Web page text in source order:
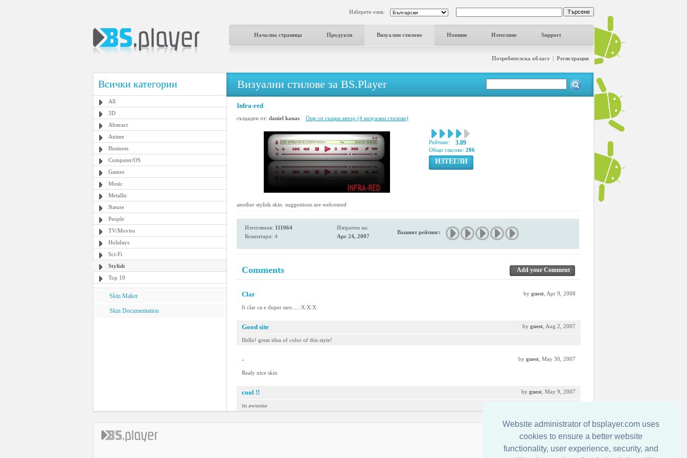
Website administrator of bsplayer.com uses
cookies to ensure a better website
functionality, user experience, security, and
Изберете език:
Начална страница Продукти Визуални стилове Новини Изтегляне Support
Потребителска област| Регистрация
Всички категории
All
3D
Abstract
Anime
Business
Computer/OS
Games
Music
Metallic
Nature
People
TV/Movies
Holidays
Sci-Fi
Stylish
Top 10
Skin Maker
Skin Documentation
Визуални стилове за BS.Player
Infra-red
създаден от: daniel kanas Още от същия автор (4 визуални стилове)
Рейтинг: 3.89
Общо гласове: 286
ИЗТЕГЛИ
another stylish skin. suggestions are welcomed
Изтегляния: 111064
Коментари: 4
Изпратен на:
Apr 24, 2007
Вашият рейтинг:
Comments Add your Comment
Clar by guest , Apr 9, 2008
Ii clar ca e duper tare.....:X:X:X
Good site by guest , Aug 2, 2007
Hello! great idea of color of this siyte!
- by guest , May 30, 2007
Realy nice skin
cool !! by guest , May 9, 2007
its awsome
Свържете се с нас